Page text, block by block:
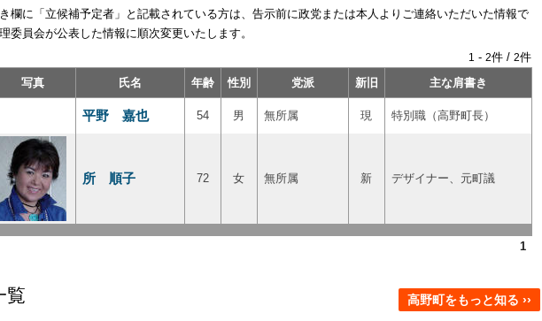
き欄に「立候補予定者」と記載されている方は、告示前に政党または本人よりご連絡いただいた情報で
委員会が公表した情報に順次変更いたします。
1 - 2件 / 2件
写真 氏名 年齢 性別 党派 新旧 主な肩書き
平野 嘉也 54 男 無所属 現 特別職（高野町長）
所 順子 72 女 無所属 新 デザイナー、元町議
1
覧 高野町をもっと知る ››